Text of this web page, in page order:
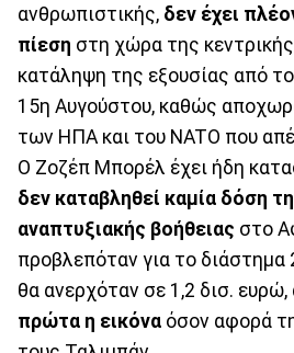
ανθρωπιστικής, δεν έχει
πίεση στη χώρα της
κατάληψη της εξουσίας από
15η Αυγούστου, καθώς
των ΗΠΑ και του NATO που
Ο Ζοζέπ Μπορέλ έχει ήδη
δεν καταβληθεί καμία δόση
αναπτυξιακής βοήθειας στο
προβλεπόταν για το διάστημα
θα ανερχόταν σε 1,2 δισ. ευρώ,
πρώτα η εικόνα όσον αφορά